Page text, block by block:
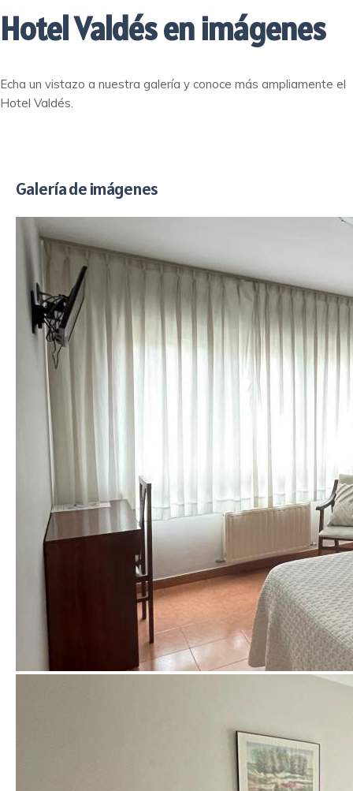
Hotel Valdés en imágenes
Echa un vistazo a nuestra galería y conoce más ampliamente el
Hotel Valdés.
Galería de imágenes